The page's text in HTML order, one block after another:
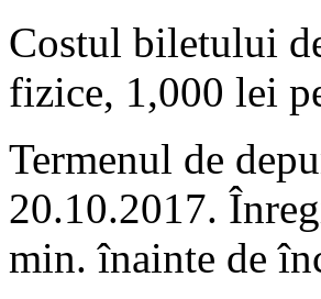
Costul biletului
fizice, 1,000 lei
Termenul de
20.10.2017.
min. înainte de